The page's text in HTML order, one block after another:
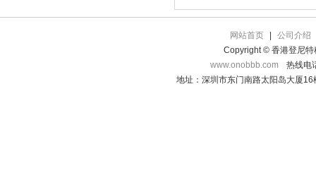
网站首页
公司介绍
Copyright © 香港登尼特
www.onobbb.com
热线电
地址：深圳市东门南路太阳岛大厦